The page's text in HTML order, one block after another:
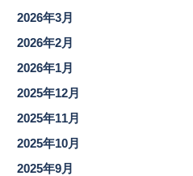
2026年3月
2026年2月
2026年1月
2025年12月
2025年11月
2025年10月
2025年9月